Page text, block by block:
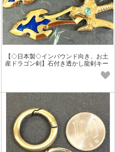
【◇日本製◇インバウンド向き、お土
産ドラゴン剣】石付き透かし龍剣キー